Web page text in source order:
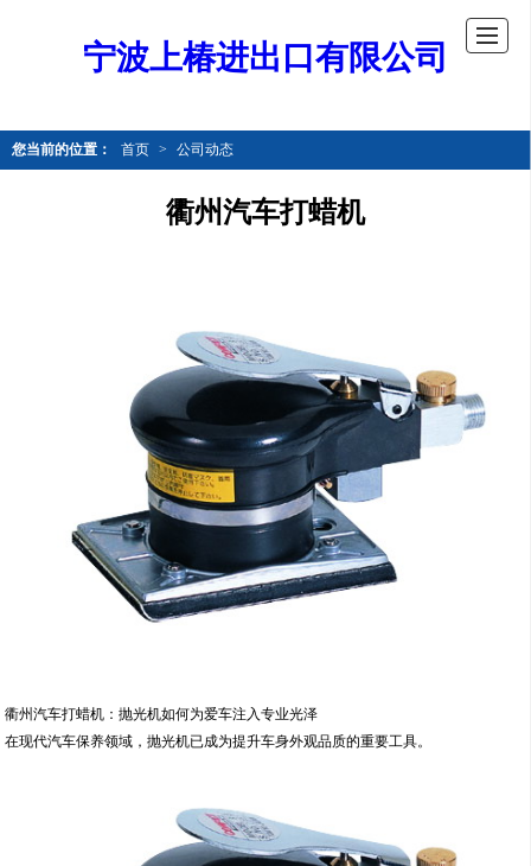
宁波上椿进出口有限公司
您当前的位置： 首页 > 公司动态
衢州汽车打蜡机
衢州汽车打蜡机：抛光机如何为爱车注入专业光泽
在现代汽车保养领域，抛光机已成为提升车身外观品质的重要工具。